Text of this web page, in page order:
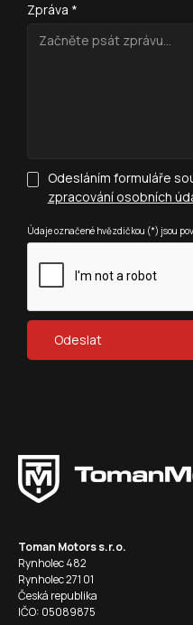
Zpráva *
Odesláním formuláře
zpracování osobních
Údaje označené hvězdičkou (*) jsou
Toman Motors s.r.o.
Rynholec 482
Rynholec 271 01
Česká republika
IČO: 05089875